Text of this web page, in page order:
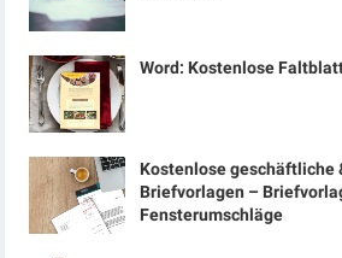
Word: Kostenlose
Kostenlose geschäftliche
Briefvorlagen –
Fensterumschläge